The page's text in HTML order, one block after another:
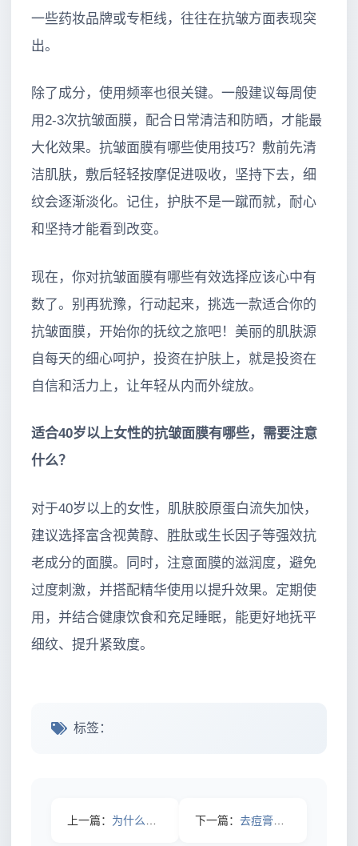
一些药妆品牌或专柜线，往往在抗皱方面表现突
出。
除了成分，使用频率也很关键。一般建议每周使
用2-3次抗皱面膜，配合日常清洁和防晒，才能最
大化效果。抗皱面膜有哪些使用技巧？敷前先清
洁肌肤，敷后轻轻按摩促进吸收，坚持下去，细
纹会逐渐淡化。记住，护肤不是一蹴而就，耐心
和坚持才能看到改变。
现在，你对抗皱面膜有哪些有效选择应该心中有
数了。别再犹豫，行动起来，挑选一款适合你的
抗皱面膜，开始你的抚纹之旅吧！美丽的肌肤源
自每天的细心呵护，投资在护肤上，就是投资在
自信和活力上，让年轻从内而外绽放。
适合40岁以上女性的抗皱面膜有哪些，需要注意
什么？
对于40岁以上的女性，肌肤胶原蛋白流失加快，
建议选择富含视黄醇、胜肽或生长因子等强效抗
老成分的面膜。同时，注意面膜的滋润度，避免
过度刺激，并搭配精华使用以提升效果。定期使
用，并结合健康饮食和充足睡眠，能更好地抚平
细纹、提升紧致度。
标签：
上一篇： 为什么秋冬季皮肤干痒不断？原来保湿身体乳才是关键 下一篇： 去痘膏用久了竟然会毁脸，这3个隐藏危害很多人不知道